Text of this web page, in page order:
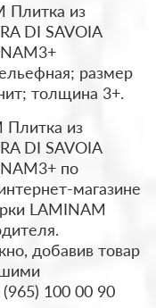
Плитка из
DI SAVOIA
размер
толщина 3+.
Плитка из
DI SAVOIA
по
магазине
LAMINAM
добавив товар
100 00 90